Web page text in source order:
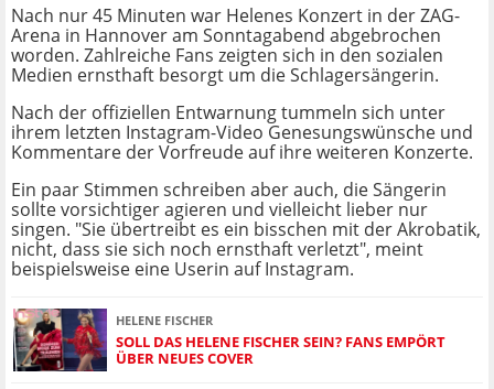
Nach nur 45 Minuten war Helenes Konzert in der ZAG-
Arena in Hannover am Sonntagabend abgebrochen
worden. Zahlreiche Fans zeigten sich in den sozialen
Medien ernsthaft besorgt um dieSchlagersängerin.
Nach der offiziellen Entwarnung tummeln sich unter
ihrem letzten Instagram-Video Genesungswünsche und
Kommentare der Vorfreude auf ihre weiteren Konzerte.
Ein paar Stimmen schreiben aber auch, die Sängerin
sollte vorsichtiger agieren und vielleicht lieber nur
singen. "Sie übertreibt es ein bisschen mit der Akrobatik,
nicht, dass sie sich noch ernsthaft verletzt", meint
beispielsweise eine Userin auf Instagram.
HELENE FISCHER
SOLL DAS HELENE FISCHER SEIN? FANS EMPÖRT
ÜBER NEUES COVER